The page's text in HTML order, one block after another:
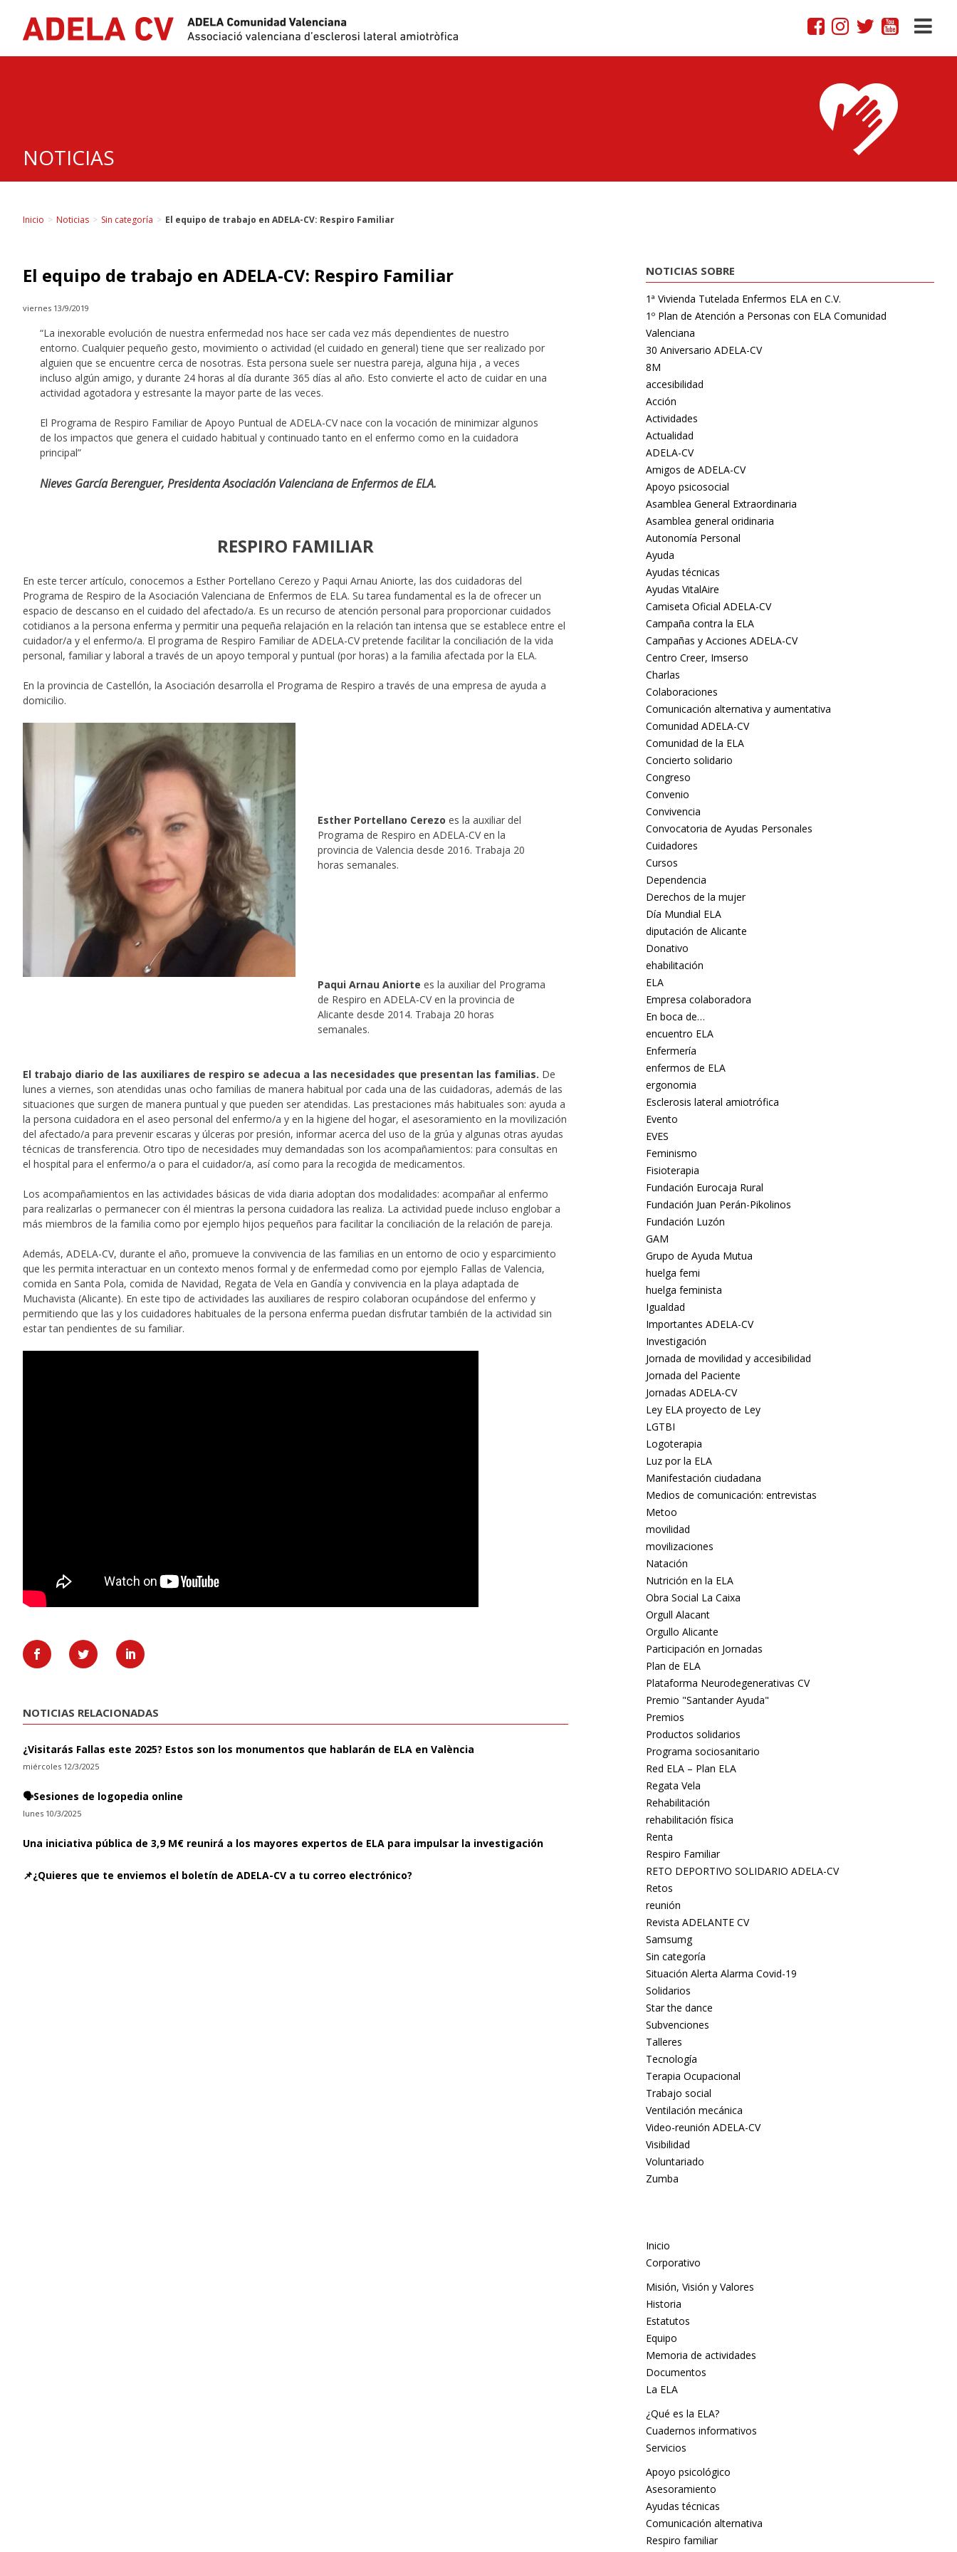
NOTICIAS
Inicio > Noticias > Sin categoría > El equipo de trabajo en ADELA-CV: Respiro Familiar
El equipo de trabajo en ADELA-CV: Respiro Familiar
viernes 13/9/2019
“La inexorable evolución de nuestra enfermedad nos hace ser cada vez más dependientes de nuestro
entorno. Cualquier pequeño gesto, movimiento o actividad (el cuidado en general) tiene que ser realizado por
alguien que se encuentre cerca de nosotras. Esta persona suele ser nuestra pareja, alguna hija , a veces
incluso algún amigo, y durante 24 horas al día durante 365 días al año. Esto convierte el acto de cuidar en una
actividad agotadora y estresante la mayor parte de las veces.
El Programa de Respiro Familiar de Apoyo Puntual de ADELA-CV nace con la vocación de minimizar algunos
de los impactos que genera el cuidado habitual y continuado tanto en el enfermo como en la cuidadora
principal”
Nieves García Berenguer, Presidenta Asociación Valenciana de Enfermos de ELA.
RESPIRO FAMILIAR
En este tercer artículo, conocemos a Esther Portellano Cerezo y Paqui Arnau Aniorte, las dos cuidadoras del
Programa de Respiro de la Asociación Valenciana de Enfermos de ELA. Su tarea fundamental es la de ofrecer un
espacio de descanso en el cuidado del afectado/a. Es un recurso de atención personal para proporcionar cuidados
cotidianos a la persona enferma y permitir una pequeña relajación en la relación tan intensa que se establece entre el
cuidador/a y el enfermo/a. El programa de Respiro Familiar de ADELA-CV pretende facilitar la conciliación de la vida
personal, familiar y laboral a través de un apoyo temporal y puntual (por horas) a la familia afectada por la ELA.
En la provincia de Castellón, la Asociación desarrolla el Programa de Respiro a través de una empresa de ayuda a
domicilio.
Esther Portellano Cerezo es la auxiliar del
Programa de Respiro en ADELA-CV en la
provincia de Valencia desde 2016. Trabaja 20
horas semanales.
Paqui Arnau Aniorte es la auxiliar del Programa
de Respiro en ADELA-CV en la provincia de
Alicante desde 2014. Trabaja 20 horas
semanales.
El trabajo diario de las auxiliares de respiro se adecua a las necesidades que presentan las familias. De
lunes a viernes, son atendidas unas ocho familias de manera habitual por cada una de las cuidadoras, además de las
situaciones que surgen de manera puntual y que pueden ser atendidas. Las prestaciones más habituales son: ayuda a
la persona cuidadora en el aseo personal del enfermo/a y en la higiene del hogar, el asesoramiento en la movilización
del afectado/a para prevenir escaras y úlceras por presión, informar acerca del uso de la grúa y algunas otras ayudas
técnicas de transferencia. Otro tipo de necesidades muy demandadas son los acompañamientos: para consultas en
el hospital para el enfermo/a o para el cuidador/a, así como para la recogida de medicamentos.
Los acompañamientos en las actividades básicas de vida diaria adoptan dos modalidades: acompañar al enfermo
para realizarlas o permanecer con él mientras la persona cuidadora las realiza. La actividad puede incluso englobar a
más miembros de la familia como por ejemplo hijos pequeños para facilitar la conciliación de la relación de pareja.
Además, ADELA-CV, durante el año, promueve la convivencia de las familias en un entorno de ocio y esparcimiento
que les permita interactuar en un contexto menos formal y de enfermedad como por ejemplo Fallas de Valencia,
comida en Santa Pola, comida de Navidad, Regata de Vela en Gandía y convivencia en la playa adaptada de
Muchavista (Alicante). En este tipo de actividades las auxiliares de respiro colaboran ocupándose del enfermo y
permitiendo que las y los cuidadores habituales de la persona enferma puedan disfrutar también de la actividad sin
estar tan pendientes de su familiar.
NOTICIAS RELACIONADAS
¿Visitarás Fallas este 2025? Estos son los monumentos que hablarán de ELA en València
miércoles 12/3/2025
🗣️Sesiones de logopedia online
lunes 10/3/2025
Una iniciativa pública de 3,9 M€ reunirá a los mayores expertos de ELA para impulsar la investigación
📌¿Quieres que te enviemos el boletín de ADELA-CV a tu correo electrónico?
NOTICIAS SOBRE
1ª Vivienda Tutelada Enfermos ELA en C.V.
1º Plan de Atención a Personas con ELA Comunidad
Valenciana
30 Aniversario ADELA-CV
8M
accesibilidad
Acción
Actividades
Actualidad
ADELA-CV
Amigos de ADELA-CV
Apoyo psicosocial
Asamblea General Extraordinaria
Asamblea general oridinaria
Autonomía Personal
Ayuda
Ayudas técnicas
Ayudas VitalAire
Camiseta Oficial ADELA-CV
Campaña contra la ELA
Campañas y Acciones ADELA-CV
Centro Creer, Imserso
Charlas
Colaboraciones
Comunicación alternativa y aumentativa
Comunidad ADELA-CV
Comunidad de la ELA
Concierto solidario
Congreso
Convenio
Convivencia
Convocatoria de Ayudas Personales
Cuidadores
Cursos
Dependencia
Derechos de la mujer
Día Mundial ELA
diputación de Alicante
Donativo
ehabilitación
ELA
Empresa colaboradora
En boca de…
encuentro ELA
Enfermería
enfermos de ELA
ergonomia
Esclerosis lateral amiotrófica
Evento
EVES
Feminismo
Fisioterapia
Fundación Eurocaja Rural
Fundación Juan Perán-Pikolinos
Fundación Luzón
GAM
Grupo de Ayuda Mutua
huelga femi
huelga feminista
Igualdad
Importantes ADELA-CV
Investigación
Jornada de movilidad y accesibilidad
Jornada del Paciente
Jornadas ADELA-CV
Ley ELA proyecto de Ley
LGTBI
Logoterapia
Luz por la ELA
Manifestación ciudadana
Medios de comunicación: entrevistas
Metoo
movilidad
movilizaciones
Natación
Nutrición en la ELA
Obra Social La Caixa
Orgull Alacant
Orgullo Alicante
Participación en Jornadas
Plan de ELA
Plataforma Neurodegenerativas CV
Premio "Santander Ayuda"
Premios
Productos solidarios
Programa sociosanitario
Red ELA – Plan ELA
Regata Vela
Rehabilitación
rehabilitación física
Renta
Respiro Familiar
RETO DEPORTIVO SOLIDARIO ADELA-CV
Retos
reunión
Revista ADELANTE CV
Samsumg
Sin categoría
Situación Alerta Alarma Covid-19
Solidarios
Star the dance
Subvenciones
Talleres
Tecnología
Terapia Ocupacional
Trabajo social
Ventilación mecánica
Video-reunión ADELA-CV
Visibilidad
Voluntariado
Zumba
Inicio
Corporativo
Misión, Visión y Valores
Historia
Estatutos
Equipo
Memoria de actividades
Documentos
La ELA
¿Qué es la ELA?
Cuadernos informativos
Servicios
Apoyo psicológico
Asesoramiento
Ayudas técnicas
Comunicación alternativa
Respiro familiar